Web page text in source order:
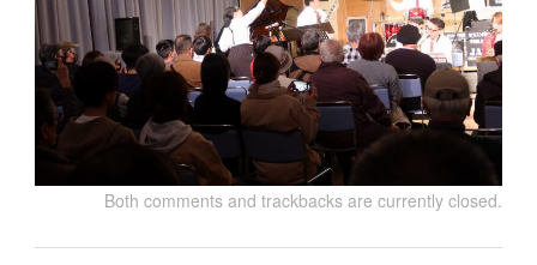
Both comments and trackbacks are currently closed.